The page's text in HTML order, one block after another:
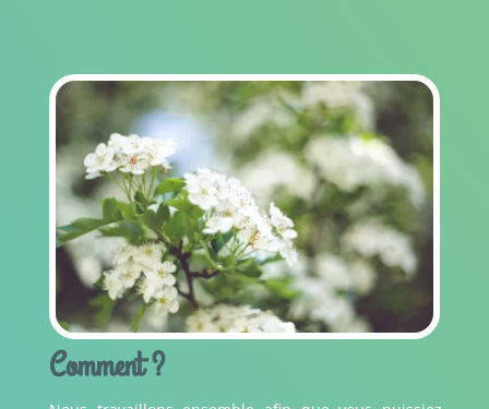
Comment ?